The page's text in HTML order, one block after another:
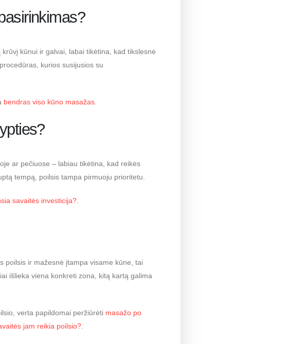
kūnui ir galvai, labai tikėtina, kad tikslesnė
kurios susijusios su
bendras viso kūno masažas
ar pečiuose – labiau tikėtina, kad reikės
tempą, poilsis tampa pirmuoju prioritetu.
savaitės investicija?
poilsis ir mažesnė įtampa visame kūne, tai
išlieka viena konkreti zona, kitą kartą galima
verta papildomai peržiūrėti masažo po
jam reikia poilsio?